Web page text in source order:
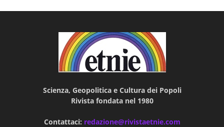
Scienza, Geopolitica e Cultura dei Popoli
Rivista fondata nel 1980
Contattaci: redazione@rivistaetnie.com